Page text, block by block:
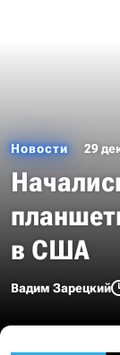
Новости 29
в США
Вадим Зарецкий